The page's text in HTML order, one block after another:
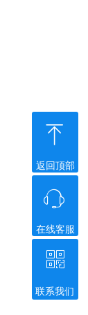
在线客服
ꁱ
返回顶部
ꁸ
联系我们
ꀥ
微信二维码